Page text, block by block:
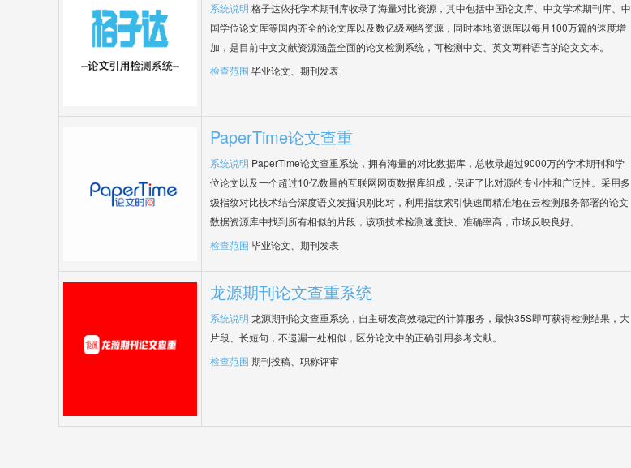
系统说明 格子达依托学术期刊库收录了海量对比资源，其中包括中国论文库、中文学术期刊库、中
国学位论文库等国内齐全的论文库以及数亿级网络资源，同时本地资源库以每月100万篇的速度增
加，是目前中文文献资源涵盖全面的论文检测系统，可检测中文、英文两种语言的论文文本。
检查范围 毕业论文、期刊发表
PaperTime论文查重
系统说明 PaperTime论文查重系统，拥有海量的对比数据库，总收录超过9000万的学术期刊和学
位论文以及一个超过10亿数量的互联网网页数据库组成，保证了比对源的专业性和广泛性。采用多
级指纹对比技术结合深度语义发掘识别比对，利用指纹索引快速而精准地在云检测服务部署的论文
数据资源库中找到所有相似的片段，该项技术检测速度快、准确率高，市场反映良好。
检查范围 毕业论文、期刊发表
龙源期刊论文查重系统
系统说明 龙源期刊论文查重系统，自主研发高效稳定的计算服务，最快35S即可获得检测结果，大
片段、长短句，不遗漏一处相似，区分论文中的正确引用参考文献。
检查范围 期刊投稿、职称评审